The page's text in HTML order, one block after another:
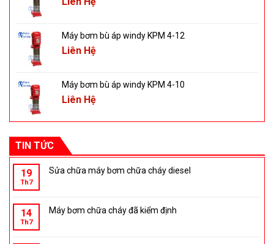
Máy bơm bù áp windy KPM 4-12
Liên Hệ
Máy bơm bù áp windy KPM 4-10
Liên Hệ
TIN TỨC
19
Th7
Sửa chữa máy bơm chữa cháy diesel
14
Th7
Máy bơm chữa cháy đã kiểm định